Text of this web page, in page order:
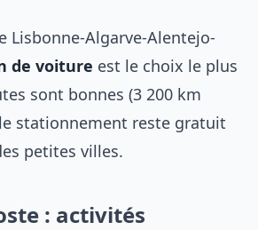
Lisbonne-Algarve-Alentejo-
de voiture est le choix le plus
sont bonnes (3 200 km
stationnement reste gratuit
petites villes.
: activités